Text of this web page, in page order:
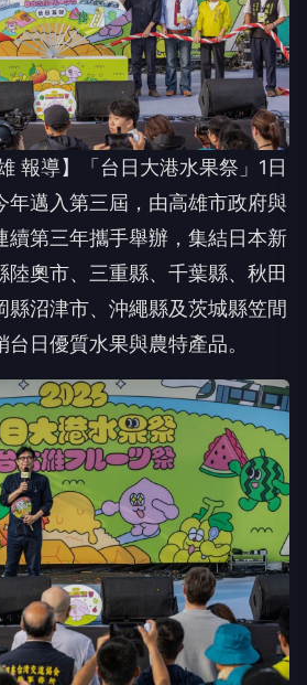
報導】「台日大港水果祭」1日
年邁入第三屆，由高雄市政府與
續第三年攜手舉辦，集結日本新
陸奧市、三重縣、千葉縣、秋田
縣沼津市、沖繩縣及茨城縣笠間
日優質水果與農特產品。